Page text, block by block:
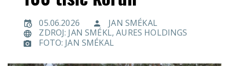
05.06.2026
JAN SMÉKAL
ZDROJ: JAN SMÉKL, AURES HOLDINGS
FOTO: JAN SMÉKAL